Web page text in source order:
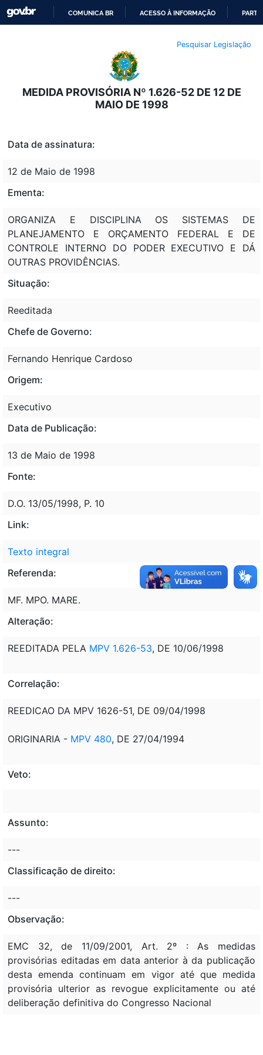
O
CONTEÚDO
COMUNICA BR ACESSO À INFORMAÇÃO
Pesquisar Legislação
MEDIDA PROVISÓRIA Nº 1.626-52 DE 12 DE
MAIO DE 1998
Data de assinatura:
12 de Maio de 1998
Ementa:
ORGANIZA E DISCIPLINA OS SISTEMAS DE
PLANEJAMENTO E ORÇAMENTO FEDERAL E DE
CONTROLE INTERNO DO PODER EXECUTIVO E DÁ
OUTRAS PROVIDÊNCIAS.
Situação:
Reeditada
Chefe de Governo:
Fernando Henrique Cardoso
Origem:
Executivo
Data de Publicação:
13 de Maio de 1998
Fonte:
D.O. 13/05/1998, P. 10
Link:
Texto integral
Referenda:
MF. MPO. MARE.
Alteração:
REEDITADA PELA MPV 1.626-53, DE 10/06/1998
Correlação:
REEDICAO DA MPV 1626-51, DE 09/04/1998
ORIGINARIA - MPV 480, DE 27/04/1994
Veto:
Assunto:
---
Classificação de direito:
---
Observação:
EMC 32, de 11/09/2001, Art. 2º : As medidas
provisórias editadas em data anterior à da publicação
desta emenda continuam em vigor até que medida
provisória ulterior as revogue explicitamente ou até
deliberação definitiva do Congresso Nacional